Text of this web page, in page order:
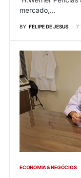
mercado,…
BY FELIPE DE JESUS 7
ECONOMIA & NEGÓCIOS